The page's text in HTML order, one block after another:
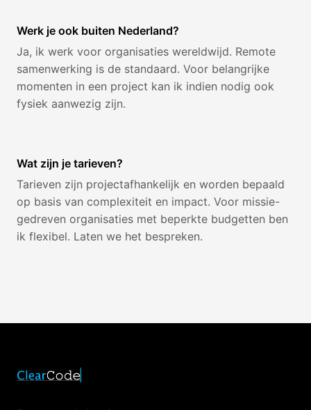
Werk je ook buiten Nederland?
Ja, ik werk voor organisaties wereldwijd. Remote
samenwerking is de standaard. Voor belangrijke
momenten in een project kan ik indien nodig ook
fysiek aanwezig zijn.
Wat zijn je tarieven?
Tarieven zijn projectafhankelijk en worden bepaald
op basis van complexiteit en impact. Voor missie-
gedreven organisaties met beperkte budgetten ben
ik flexibel. Laten we het bespreken.